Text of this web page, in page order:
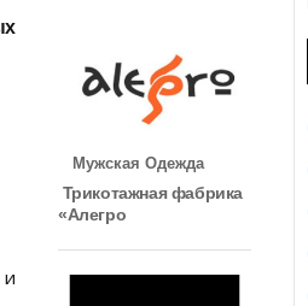
Мужская Одежда
Трикотажная фабрика
«Алегро